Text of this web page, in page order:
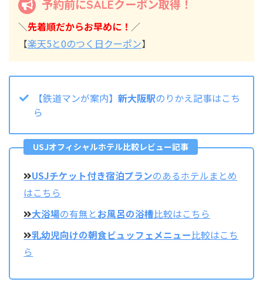
予約前にSALEクーポン取得！
＼先着順だからお早めに！ ／
【楽天5と0のつく日クーポン】
【鉄道マンが案内】 新大阪駅のりかえ記事はこち
ら
USJオフィシャルホテル比較レビュー記事
USJチケット付き宿泊プランのあるホテルまとめ
はこちら
大浴場の有無とお風呂の浴槽比較はこちら
乳幼児向けの朝食ビュッフェメニュー比較はこち
ら